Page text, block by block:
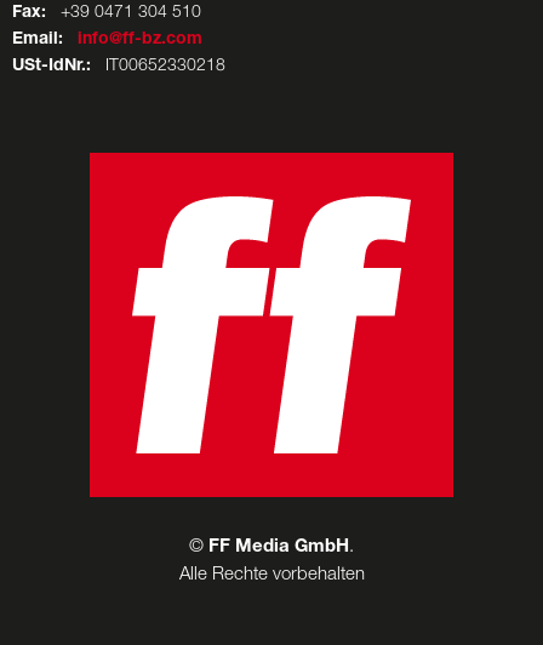
Fax: +39 0471 304 510
Email:
info@ff-bz.com
USt-IdNr.: IT00652330218
© FF Media GmbH .
Alle Rechte vorbehalten